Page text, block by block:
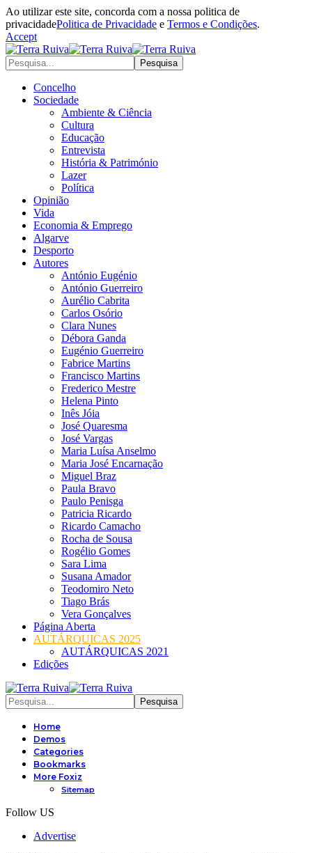
Ao utilizar este site, concorda com a nossa politica de
privacidadePolitica de Privacidade e Termos e Condições.
Accept
Concelho
Sociedade
Ambiente & Ciência
Cultura
Educação
Entrevista
História & Património
Lazer
Política
Opinião
Vida
Economia & Emprego
Algarve
Desporto
Autores
António Eugénio
António Guerreiro
Aurélio Cabrita
Carlos Osório
Clara Nunes
Débora Ganda
Eugénio Guerreiro
Fabrice Martins
Francisco Martins
Frederico Mestre
Helena Pinto
Inês Jóia
José Quaresma
José Vargas
Maria Luísa Anselmo
Maria José Encarnação
Miguel Braz
Paula Bravo
Paulo Penisga
Patricia Ricardo
Ricardo Camacho
Rocha de Sousa
Rogélio Gomes
Sara Lima
Susana Amador
Teodomiro Neto
Tiago Brás
Vera Gonçalves
Página Aberta
AUTÁRQUICAS 2025
AUTÁRQUICAS 2021
Edições
Home
Demos
Categories
Bookmarks
More Foxiz
Sitemap
Follow US
Advertise